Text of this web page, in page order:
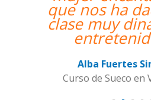
Curso de Swahili